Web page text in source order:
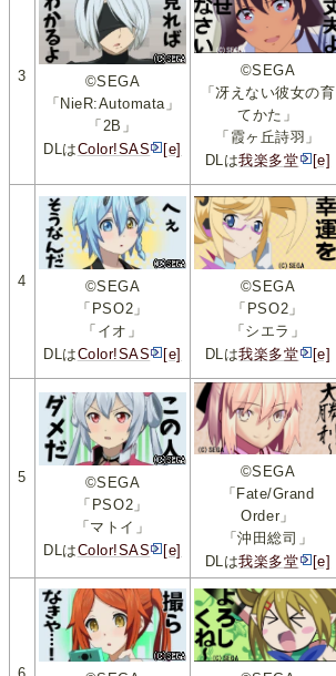
3
©SEGA
「NieR:Automata」
「2B」
DLはColor!SAS [e]
©SEGA
「冴えない彼女の育
てかた」
「霞ヶ丘詩羽」
DLは我楽多堂 [e]
4
©SEGA
「PSO2」
「イオ」
DLはColor!SAS [e]
©SEGA
「PSO2」
「シエラ」
DLは我楽多堂 [e]
5
©SEGA
「PSO2」
「マトイ」
DLはColor!SAS [e]
©SEGA
「Fate/Grand
Order」
「沖田総司」
DLは我楽多堂 [e]